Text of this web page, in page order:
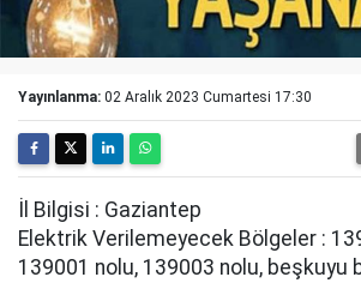
Yayınlanma: 02 Aralık 2023 Cumartesi 17:30
İl Bilgisi : Gaziantep
Elektrik Verilemeyecek Bölgeler :
139001 nolu, 139003 nolu, beşkuyu